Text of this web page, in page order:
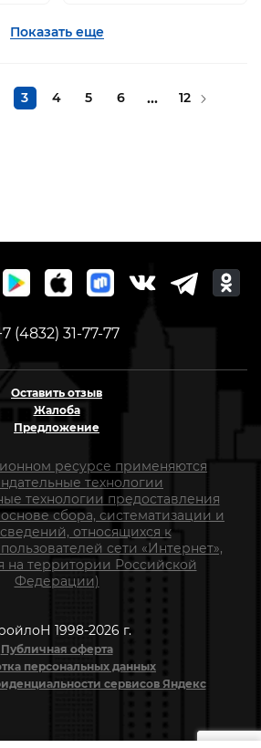
Показать еще
3 4 5 6 ... 12
(4832) 31-77-77
Оставить отзыв
Жалоба
Предложение
ресурсе применяются
технологии
технологии предоставления
сбора, систематизации и
относящихся к
сети «Интернет»,
на территории Российской
Федерации)
1998-2026 г.
Публичная оферта
персональных данных
сервисов Яндекс